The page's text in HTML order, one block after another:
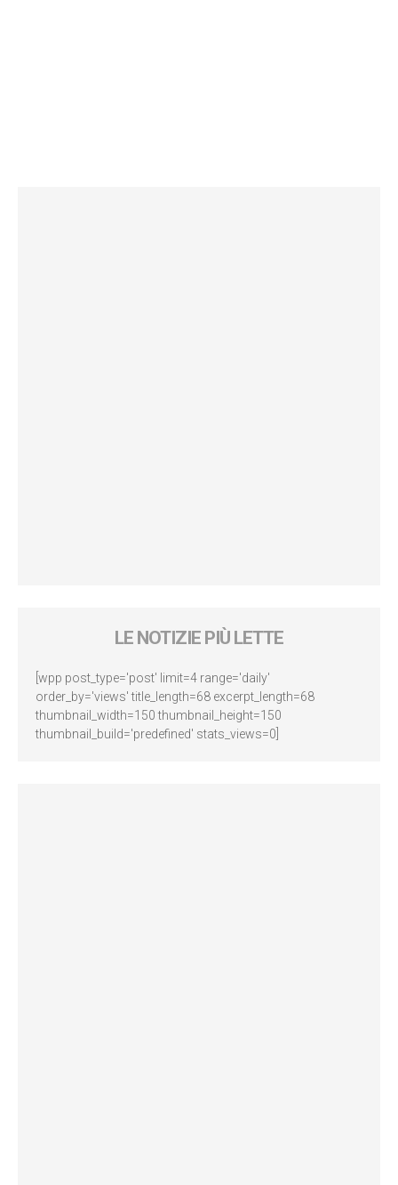
LE NOTIZIE PIÙ LETTE
[wpp post_type='post' limit=4 range='daily'
order_by='views' title_length=68 excerpt_length=68
thumbnail_width=150 thumbnail_height=150
thumbnail_build='predefined' stats_views=0]